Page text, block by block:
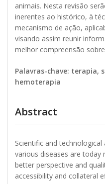
animais. Nesta revisão
inerentes ao histórico, à
mecanismo de ação,
visando assim reunir
melhor compreensão
Palavras-chave: terapia,
hemoterapia
Abstract
Scientific and
various diseases are today
better perspective and
accessibility and collateral